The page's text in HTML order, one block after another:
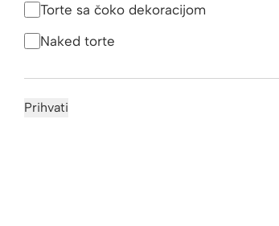
Torte sa čoko dekoracijom
Naked torte
Prihvati